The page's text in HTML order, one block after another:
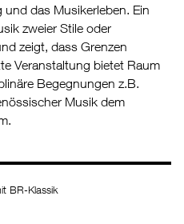
das Musikerleben. Ein
zweier Stile oder
zeigt, dass Grenzen
Veranstaltung bietet Raum
Begegnungen z.B.
Musik dem
BR-Klassik